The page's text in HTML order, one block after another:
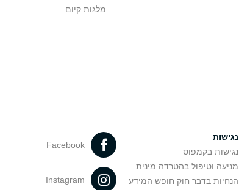
מלגות קיום
נגישות
נגישות בקמפוס
מניעה וטיפול בהטרדה מינית
הנחיות בדבר חוק חופש המידע
Facebook
Instagram